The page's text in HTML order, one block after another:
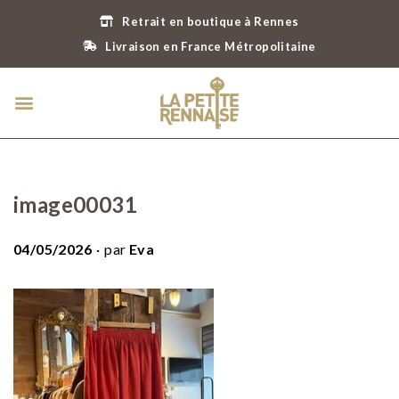
Retrait en boutique à Rennes
Livraison en France Métropolitaine
image00031
P
b
é
04/05/2026 par Eva